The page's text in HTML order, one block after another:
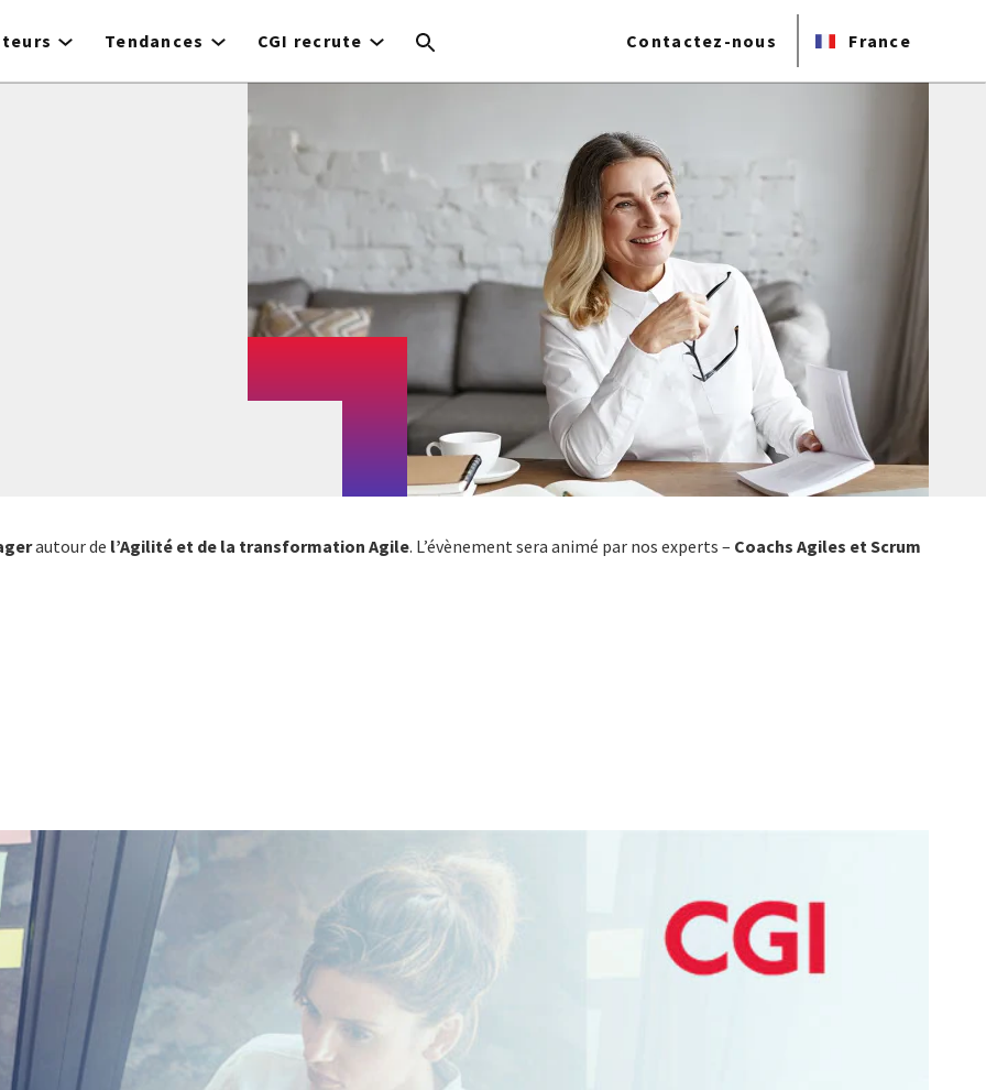
Tendances CGI recrute Contactez-nous France
autour de l’Agilité et de la transformation Agile. L’évènement sera animé par nos experts – Coachs Agiles etScrum